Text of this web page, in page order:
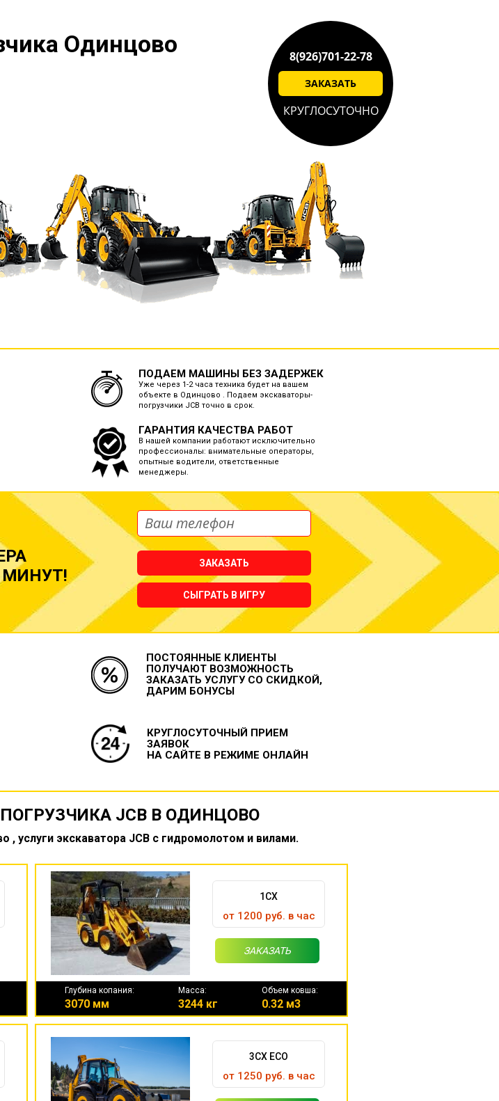
Одинцово 8(926)701-22-78
ЗАКАЗАТЬ
КРУГЛОСУТОЧНО
ПОДАЕМ МАШИНЫ БЕЗ ЗАДЕРЖЕК
Уже через 1-2 часа техника будет на вашем
объекте в Одинцово . Подаем экскаваторы-
погрузчики JCB точно в срок.
ГАРАНТИЯ КАЧЕСТВА РАБОТ
В нашей компании работают исключительно
профессионалы: внимательные операторы,
опытные водители, ответственные
менеджеры.
ЗАКАЗАТЬ
СЫГРАТЬ В ИГРУ
ПОСТОЯННЫЕ КЛИЕНТЫ
ПОЛУЧАЮТ ВОЗМОЖНОСТЬ
ЗАКАЗАТЬ УСЛУГУ СО СКИДКОЙ,
ДАРИМ БОНУСЫ
КРУГЛОСУТОЧНЫЙ ПРИЕМ
ЗАЯВОК
НА САЙТЕ В РЕЖИМЕ ОНЛАЙН
JCB В ОДИНЦОВО
, услуги экскаватора JCB с гидромолотом и вилами.
1CX
от 1200 руб. в час
ЗАКАЗАТЬ
Глубина копания:
3070 мм
Масса:
3244 кг
Объем ковша:
0.32 м3
3CX ECO
от 1250 руб. в час